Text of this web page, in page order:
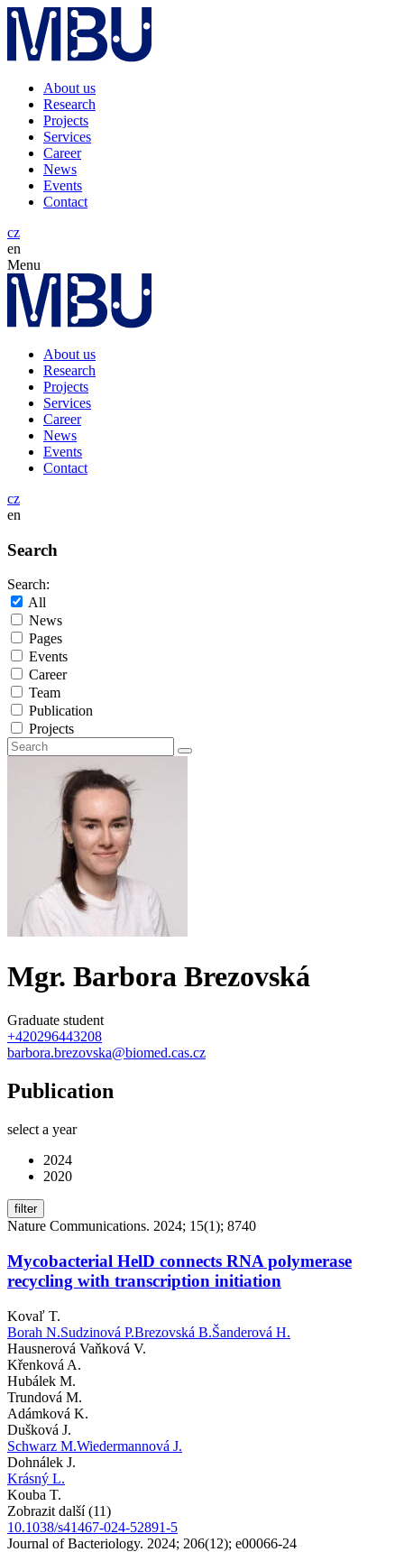
About us
Research
Projects
Services
Career
News
Events
Contact
cz
en
Menu
About us
Research
Projects
Services
Career
News
Events
Contact
cz
en
Search
Search:
All
News
Pages
Events
Career
Team
Publication
Projects
Mgr. Barbora Brezovská
Graduate student
+420296443208
barbora.brezovska@biomed.cas.cz
Publication
select a year
2024
2020
filter
Nature Communications. 2024; 15(1); 8740
Mycobacterial HelD connects RNA polymerase
recycling with transcription initiation
Kovaľ T.
Borah N.Sudzinová P.Brezovská B.Šanderová H.
Hausnerová Vaňková V.
Křenková A.
Hubálek M.
Trundová M.
Adámková K.
Dušková J.
Schwarz M.Wiedermannová J.
Dohnálek J.
Krásný L.
Kouba T.
Zobrazit další (11)
10.1038/s41467-024-52891-5
Journal of Bacteriology. 2024; 206(12); e00066-24